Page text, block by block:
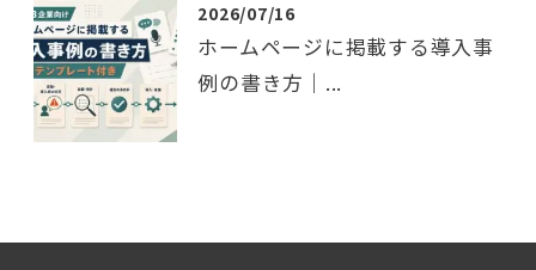
2026/07/16
ホームページに掲載する導入事
例の書き方｜...